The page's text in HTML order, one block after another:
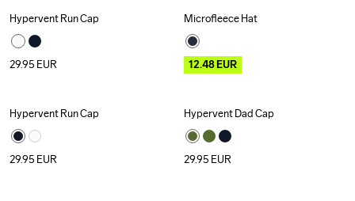
Hypervent Run Cap
29.95 EUR
Outlet
Microfleece Hat
12.48EUR
Hypervent Run Cap
29.95 EUR
Hypervent Dad Cap
29.95 EUR